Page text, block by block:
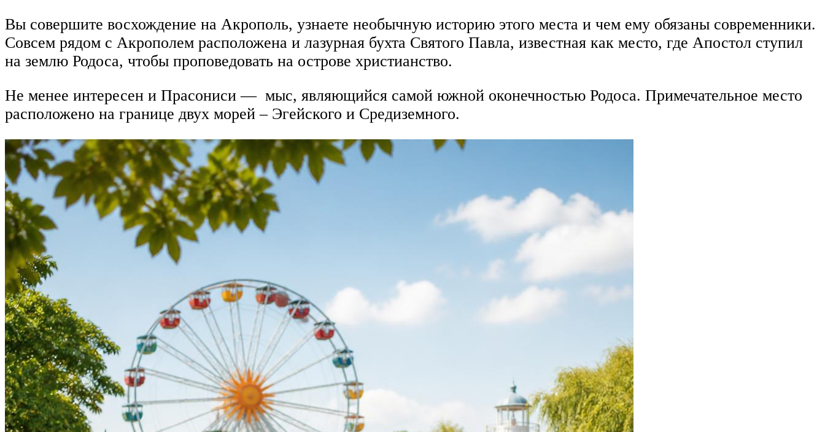
Вы совершите восхождение на Акрополь, узнаете необычную историю этого места и чем ему обязаны современники.
Совсем рядом с Акрополем расположена и лазурная бухта Святого Павла, известная как место, где Апостол ступил
на землю Родоса, чтобы проповедовать на острове христианство.
Не менее интересен и Прасониси — мыс, являющийся самой южной оконечностью Родоса. Примечательное место
расположено на границе двух морей – Эгейского и Средиземного.